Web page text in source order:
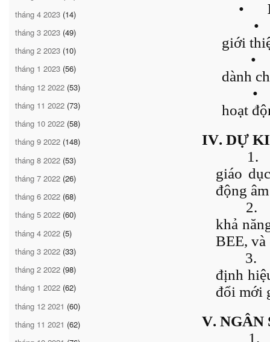
tháng 4 2023 (14)
tháng 3 2023 (49)
tháng 2 2023 (10)
tháng 1 2023 (56)
tháng 12 2022 (53)
tháng 11 2022 (73)
tháng 10 2022 (58)
tháng 9 2022 (148)
tháng 8 2022 (53)
tháng 7 2022 (26)
tháng 6 2022 (68)
tháng 5 2022 (60)
tháng 4 2022 (5)
tháng 3 2022 (33)
tháng 2 2022 (98)
tháng 1 2022 (62)
tháng 12 2021 (60)
tháng 11 2021 (62)
•
•
giới
•
dành
•
hoạt
IV. DỰ
1.
giáo
động
2.
khả
BEE, và
3.
định
đổi mới
V. NGÂN
1.